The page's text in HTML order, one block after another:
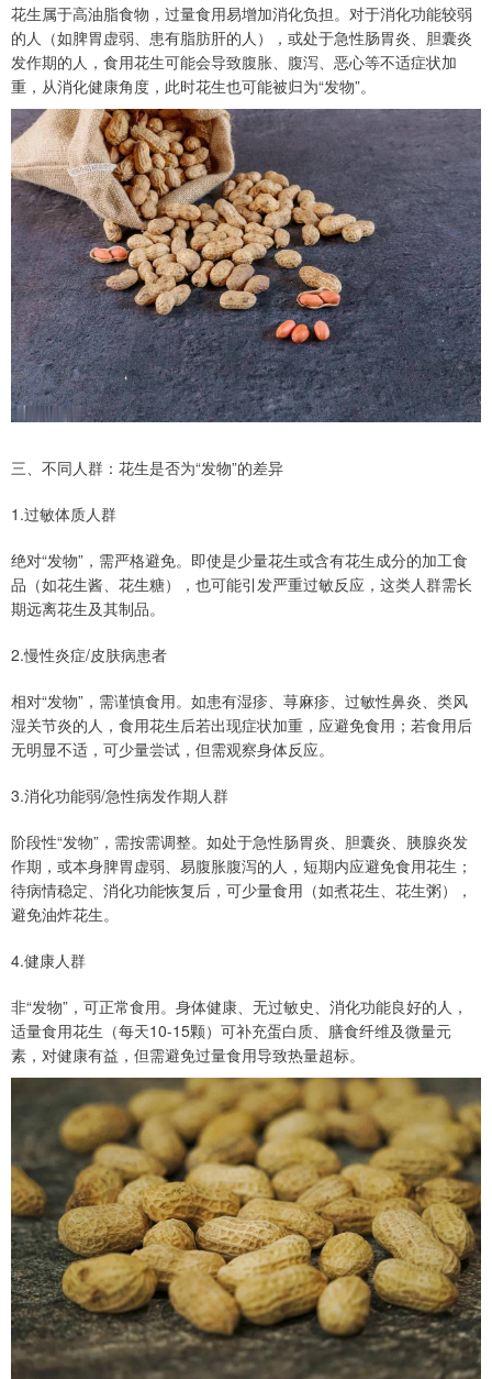
花生属于高油脂食物，过量食用易增加消化负担。对于消化功能较弱
的人（如脾胃虚弱、患有脂肪肝的人），或处于急性肠胃炎、胆囊炎
发作期的人，食用花生可能会导致腹胀、腹泻、恶心等不适症状加
重，从消化健康角度，此时花生也可能被归为“发物”。
三、不同人群：花生是否为“发物”的差异
1.过敏体质人群
绝对“发物”，需严格避免。即使是少量花生或含有花生成分的加工食
品（如花生酱、花生糖），也可能引发严重过敏反应，这类人群需长
期远离花生及其制品。
2.慢性炎症/皮肤病患者
相对“发物”，需谨慎食用。如患有湿疹、荨麻疹、过敏性鼻炎、类风
湿关节炎的人，食用花生后若出现症状加重，应避免食用；若食用后
无明显不适，可少量尝试，但需观察身体反应。
3.消化功能弱/急性病发作期人群
阶段性“发物”，需按需调整。如处于急性肠胃炎、胆囊炎、胰腺炎发
作期，或本身脾胃虚弱、易腹胀腹泻的人，短期内应避免食用花生；
待病情稳定、消化功能恢复后，可少量食用（如煮花生、花生粥），
避免油炸花生。
4.健康人群
非“发物”，可正常食用。身体健康、无过敏史、消化功能良好的人，
适量食用花生（每天10-15颗）可补充蛋白质、膳食纤维及微量元
素，对健康有益，但需避免过量食用导致热量超标。